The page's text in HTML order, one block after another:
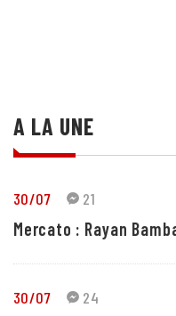
A LA UNE
30/07 21
Mercato : Rayan
30/07 24